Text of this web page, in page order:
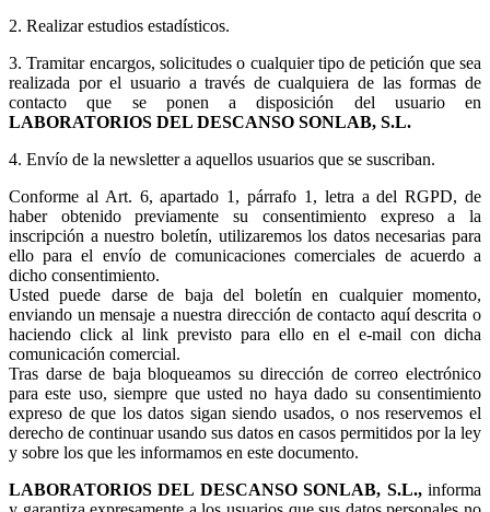
2. Realizar estudios estadísticos.
3.Tramitar encargos, solicitudes o cualquier tipo de petición que sea
realizada por el usuario a través de cualquiera de las formas de
contacto que se ponen a disposición del usuario en
LABORATORIOS DEL DESCANSO SONLAB, S.L.
4. Envío de la newsletter a aquellos usuarios que se suscriban.
Conforme al Art. 6, apartado 1, párrafo 1, letra a del RGPD, de
haber obtenido previamente su consentimiento expreso a la
inscripción a nuestro boletín, utilizaremos los datos necesarias para
ello para el envío de comunicaciones comerciales de acuerdo a
dicho consentimiento.
Usted puede darse de baja del boletín en cualquier momento,
enviando un mensaje a nuestra dirección de contacto aquí descrita o
haciendo click al link previsto para ello en el e-mail con dicha
comunicación comercial.
Tras darse de baja bloqueamos su dirección de correo electrónico
para este uso, siempre que usted no haya dado su consentimiento
expreso de que los datos sigan siendo usados, o nos reservemos el
derecho de continuar usando sus datos en casos permitidos por la ley
y sobre los que les informamos en este documento.
LABORATORIOS DEL DESCANSO SONLAB, S.L.,informa